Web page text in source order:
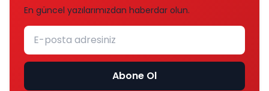
En güncel yazılarımızdan haberdar olun.
Abone Ol